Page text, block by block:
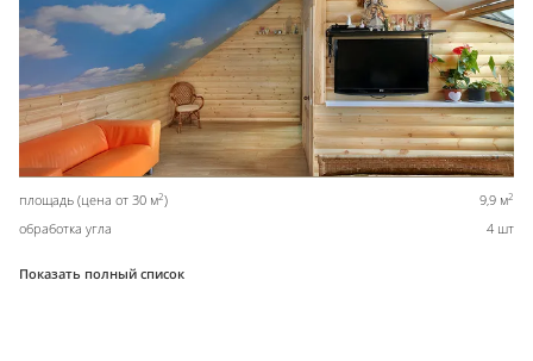
площадь (цена от 30 м2) 9,9 м2
обработка угла 4 шт
Показать полный список